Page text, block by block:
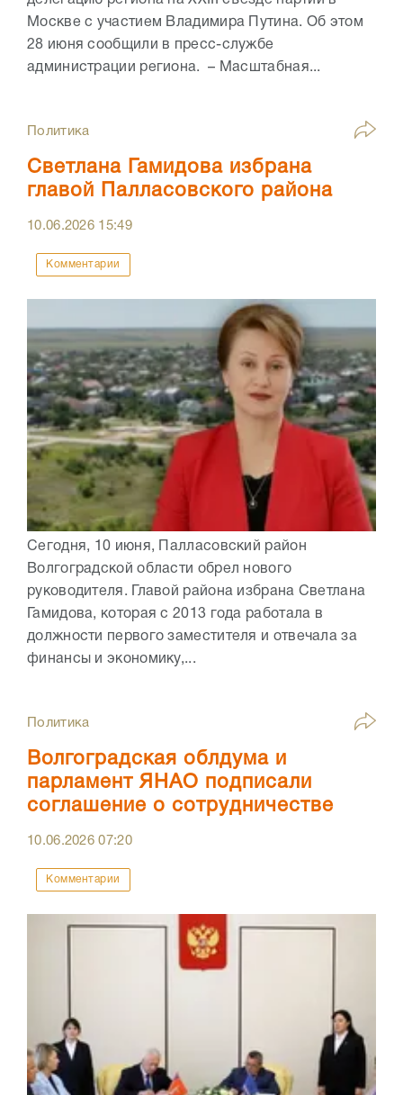
Москве с участием Владимира Путина. Об этом
28 июня сообщили в пресс-службе
администрации региона. – Масштабная...
Политика
Светлана Гамидова избрана
главой Палласовского района
10.06.2026 15:49
Комментарии
Сегодня, 10 июня, Палласовский район
Волгоградской области обрел нового
руководителя. Главой района избрана Светлана
Гамидова, которая с 2013 года работала в
должности первого заместителя и отвечала за
финансы и экономику,...
Политика
Волгоградская облдума и
парламент ЯНАО подписали
соглашение о сотрудничестве
10.06.202607:20
Комментарии